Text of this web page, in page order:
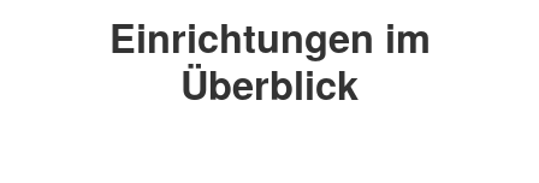
Einrichtungen im
Überblick